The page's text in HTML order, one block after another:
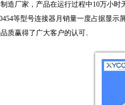
造厂家，产品在运行过程中10万小
等型号连接器 月销量一度占据显示
品质赢得了广大客户的认可。